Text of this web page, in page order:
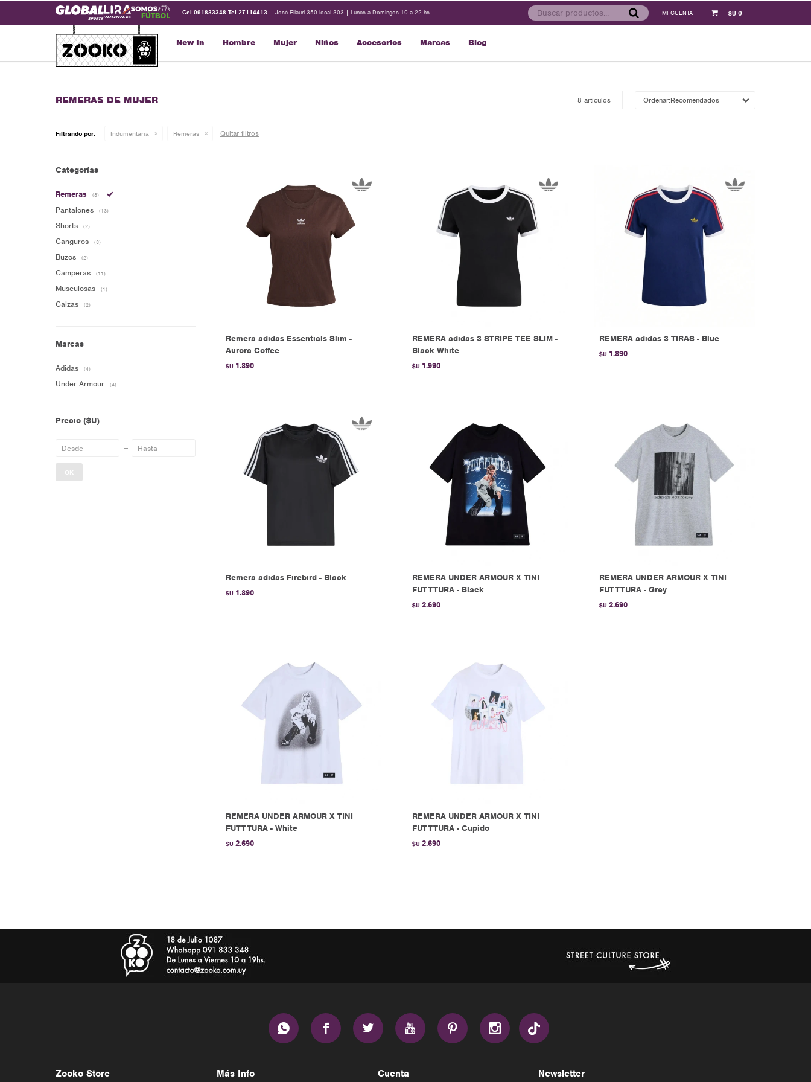
New In Hombre Mujer Niños Accesorios Marcas Blog
$U 0
Cel 091833348 Tel 27114413 José Ellauri 350 local 303 | Lunes a Domingos 10 a 22 hs.
REMERAS DE MUJER 8 artículos Recomendados
Filtrando por: Indumentaria Remeras Quitar filtros
Remera adidas Essentials Slim -
Aurora Coffee
$U 1.890
REMERA adidas 3 STRIPE TEE SLIM -
Black White
$U 1.990
REMERA adidas 3 TIRAS - Blue
$U 1.890
Remera adidas Firebird - Black
$U 1.890
REMERA UNDER ARMOUR X TINI
FUTTTURA - Black
$U 2.690
REMERA UNDER ARMOUR X TINI
FUTTTURA - Grey
$U 2.690
REMERA UNDER ARMOUR X TINI
FUTTTURA - White
$U 2.690
REMERA UNDER ARMOUR X TINI
FUTTTURA - Cupido
$U 2.690
Categorías
Remeras (8)
Pantalones (13)
Shorts (2)
Canguros (3)
Buzos (2)
Camperas (11)
Musculosas (1)
Calzas (2)
Marcas
Adidas (4)
Under Armour (4)
Precio ($U)
OK
     
Zooko Store Más Info Cuenta Newsletter